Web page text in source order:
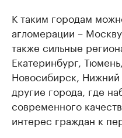
К таким городам
агломерации –
также сильные
Екатеринбург,
Новосибирск,
другие города, где
современного
интерес граждан к